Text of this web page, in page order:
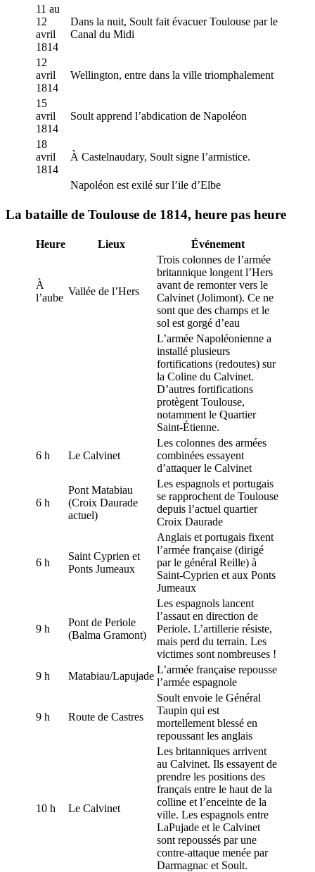
11 au
12
avril
1814
Dans la nuit, Soult fait évacuer Toulouse par le
Canal du Midi
12
avril
1814
Wellington, entre dans la ville triomphalement
15
avril
1814
Soult apprend l’abdication de Napoléon
18
avril
1814
À Castelnaudary, Soult signe l’armistice.
Napoléon est exilé sur l’ile d’Elbe
La bataille de Toulouse de 1814, heure pas heure
Heure Lieux Événement
À
l’aube
Vallée de l’Hers
Trois colonnes de l’armée
britannique longent l’Hers
avant de remonter vers le
Calvinet (Jolimont). Ce ne
sont que des champs et le
sol est gorgé d’eau
L’armée Napoléonienne a
installé plusieurs
fortifications (redoutes) sur
la Coline du Calvinet.
D’autres fortifications
protègent Toulouse,
notamment le Quartier
Saint-Étienne.
6 h Le Calvinet
Les colonnes des armées
combinées essayent
d’attaquer le Calvinet
6 h
Pont Matabiau
(Croix Daurade
actuel)
Les espagnols et portugais
se rapprochent de Toulouse
depuis l’actuel quartier
Croix Daurade
6 h
Saint Cyprien et
Ponts Jumeaux
Anglais et portugais fixent
l’armée française (dirigé
par le général Reille) à
Saint-Cyprien et aux Ponts
Jumeaux
9 h
Pont de Periole
(Balma Gramont)
Les espagnols lancent
l’assaut en direction de
Periole. L’artillerie résiste,
mais perd du terrain. Les
victimes sont nombreuses !
9 h
Matabiau/Lapujade
L’armée française repousse
l’armée espagnole
9 h Route de Castres
Soult envoie le Général
Taupin qui est
mortellement blessé en
repoussant les anglais
10 h Le Calvinet
Les britanniques arrivent
au Calvinet. Ils essayent de
prendre les positions des
français entre le haut de la
colline et l’enceinte de la
ville. Les espagnols entre
LaPujade et le Calvinet
sont repoussés par une
contre-attaque menée par
Darmagnac et Soult.